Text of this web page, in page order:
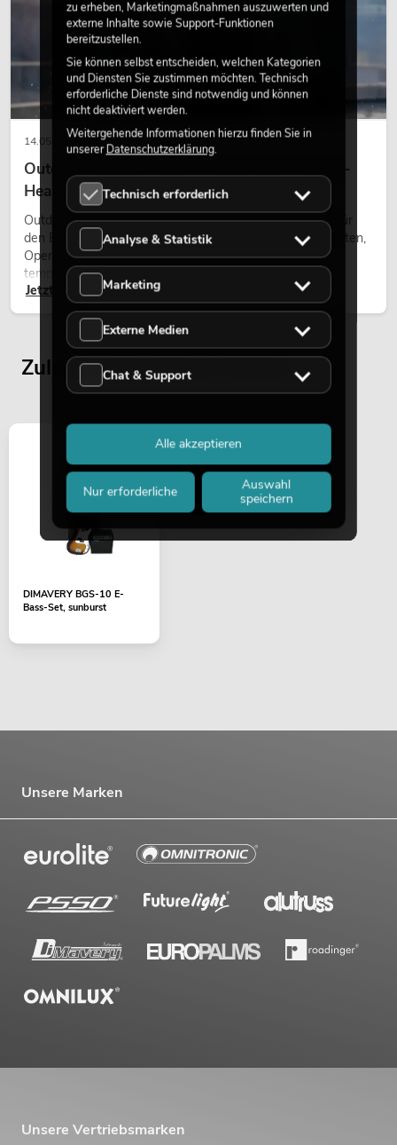
14.05.2026
Outdoor Moving-Heads: Wetterfeste Moving-
Heads bei Events
Outdoor Moving-Heads sind bewegliche Scheinwerfer für
den Einsatz im Freien. Sie werden bei Festivals, Stadtfesten,
Open-Air-Konzerten, Architekturinszenierungen und
temporären Außeninstallationen eingesetzt.
Jetzt lesen
Zuletzt angesehene Artikel
DIMAVERY BGS-10 E-
Bass-Set, sunburst
Unsere Marken
Unsere Vertriebsmarken
zu erheben, Marketingmaßnahmen auszuwerten und
externe Inhalte sowie Support-Funktionen
bereitzustellen.
Sie können selbst entscheiden, welchen Kategorien
und Diensten Sie zustimmen möchten. Technisch
erforderliche Dienste sind notwendig und können
nicht deaktiviert werden.
Weitergehende Informationen hierzu finden Sie in
unsererDatenschutzerklärung.
Technisch erforderlich
Analyse & Statistik
Marketing
Externe Medien
Chat & Support
Nur erforderliche
Auswahl
speichern
Alle akzeptieren